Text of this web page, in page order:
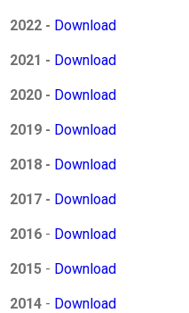
2022 - Download
2021 - Download
2020 - Download
2019 - Download
2018 - Download
2017 - Download
2016 - Download
2015 - Download
2014 - Download